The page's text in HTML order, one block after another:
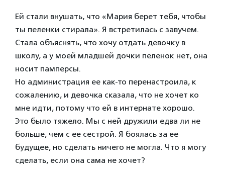
Ей стали внушать, что «Мария берет тебя, чтобы
ты пеленки стирала». Я встретилась с завучем.
Стала объяснять, что хочу отдать девочку в
школу, а у моей младшей дочки пеленок нет, она
носит памперсы.
Но администрация ее как-то перенастроила, к
сожалению, и девочка сказала, что не хочет ко
мне идти, потому что ей в интернате хорошо.
Это было тяжело. Мы с ней дружили едва ли не
больше, чем с ее сестрой. Я боялась за ее
будущее, но сделать ничего не могла. Что я могу
сделать, если она сама не хочет?